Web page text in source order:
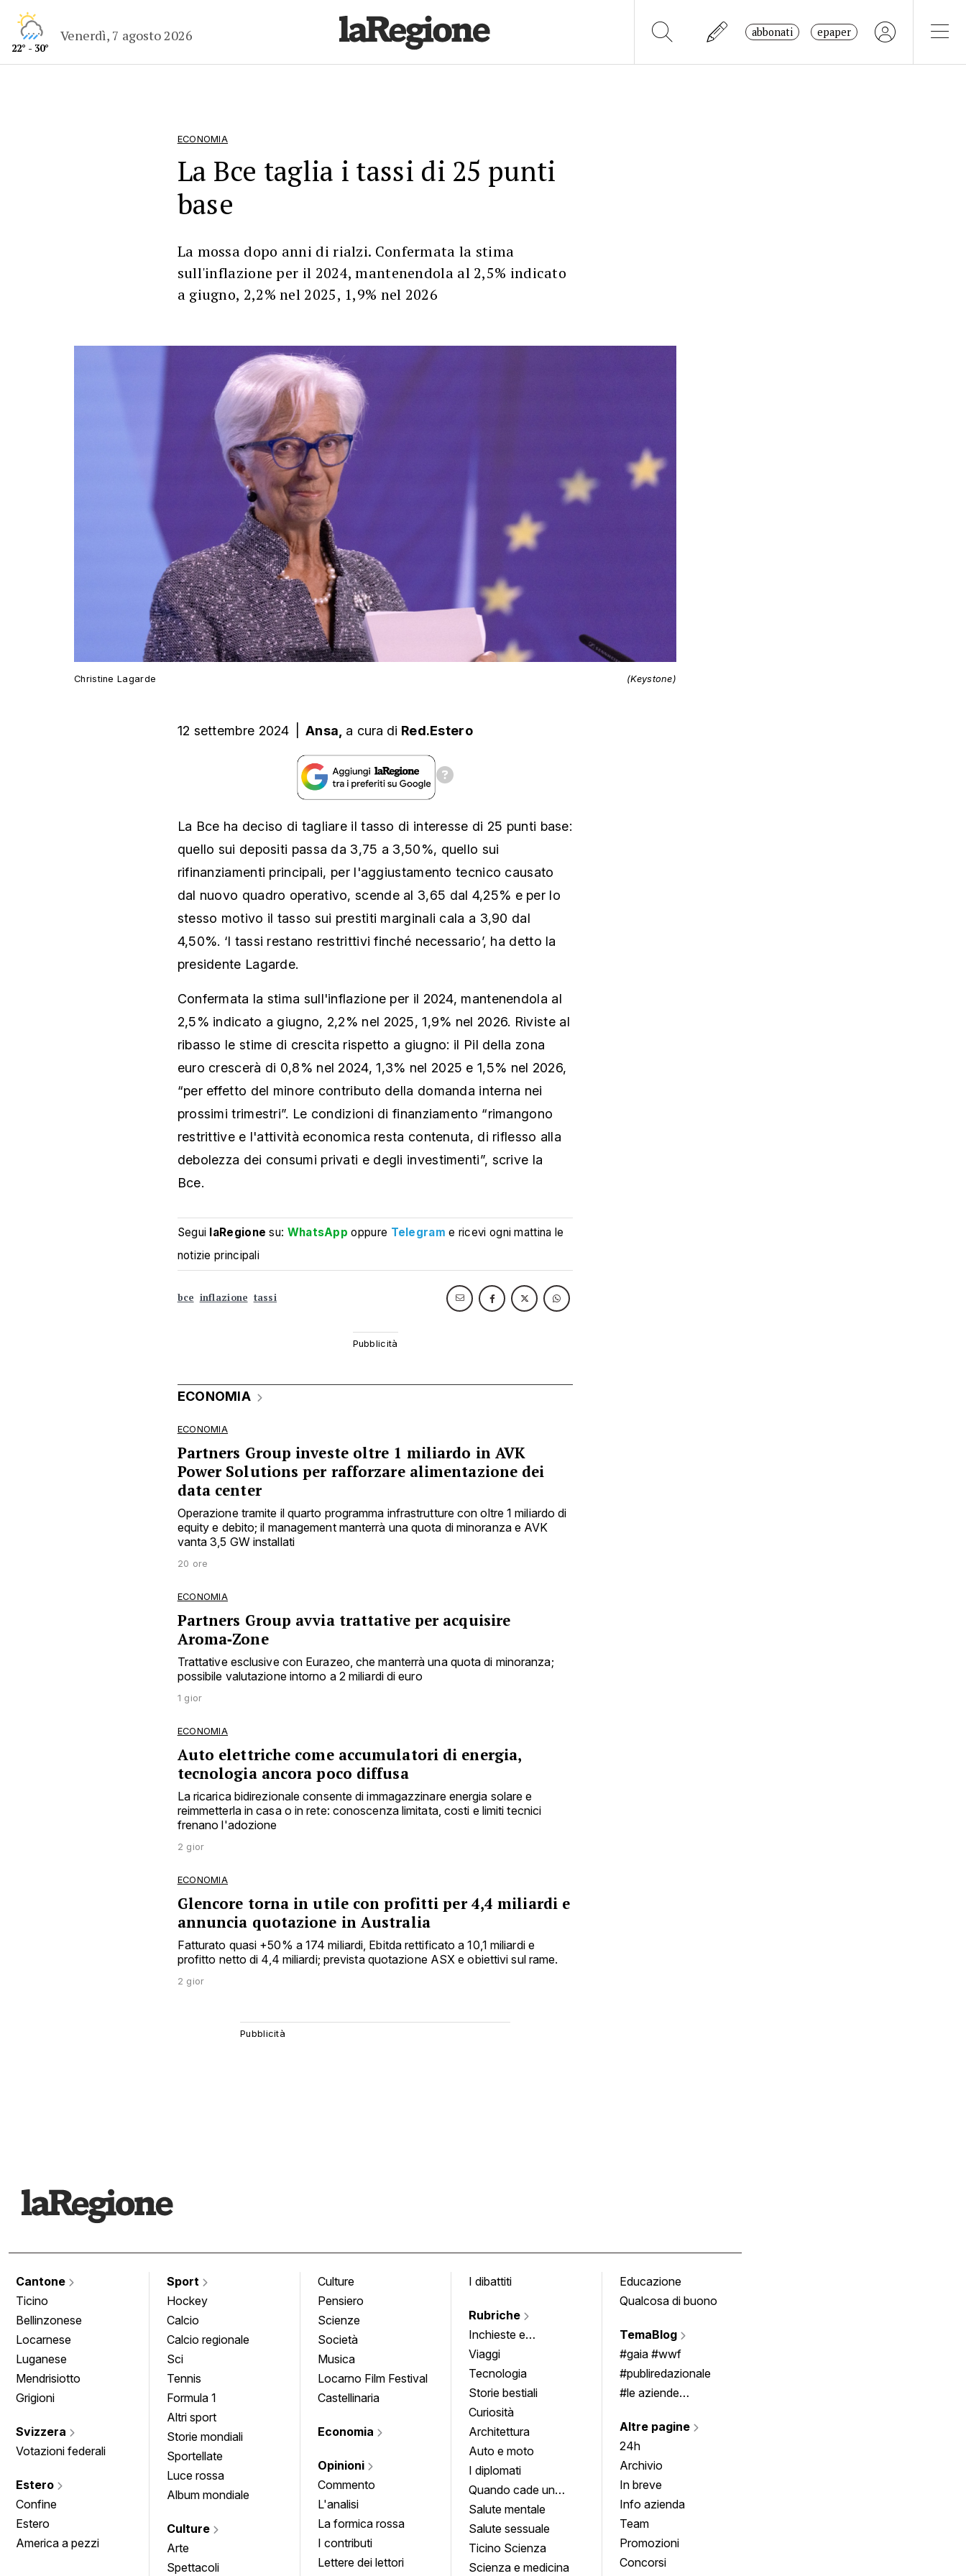
22° - 30°
Venerdì, 7 agosto 2026 abbonati epaper
ECONOMIA
La Bce taglia i tassi di 25 punti
base
La mossa dopo anni di rialzi. Confermata la stima
sull'inflazione per il 2024, mantenendola al 2,5% indicato
a giugno, 2,2% nel 2025, 1,9% nel 2026
Christine Lagarde (Keystone)
12 settembre 2024 Ansa, a cura di Red.Estero
La Bce ha deciso di tagliare il tasso di interesse di 25 punti base:
quello sui depositi passa da 3,75 a 3,50%, quello sui
rifinanziamenti principali, per l'aggiustamento tecnico causato
dal nuovo quadro operativo, scende al 3,65 dal 4,25% e per lo
stesso motivo il tasso sui prestiti marginali cala a 3,90 dal
4,50%. ‘I tassi restano restrittivi finché necessario’, ha detto la
presidente Lagarde.
Confermata la stima sull'inflazione per il 2024, mantenendola al
2,5% indicato a giugno, 2,2% nel 2025, 1,9% nel 2026. Riviste al
ribasso le stime di crescita rispetto a giugno: il Pil della zona
euro crescerà di 0,8% nel 2024, 1,3% nel 2025 e 1,5% nel 2026,
“per effetto del minore contributo della domanda interna nei
prossimi trimestri”. Le condizioni di finanziamento “rimangono
restrittive e l'attività economica resta contenuta, di riflesso alla
debolezza dei consumi privati e degli investimenti”, scrive la
Bce.
Segui laRegione su: WhatsApp oppure Telegram e ricevi ogni mattina le
notizie principali
bce inflazione tassi
ECONOMIA
ECONOMIA
Partners Group investe oltre 1 miliardo in AVK
Power Solutions per rafforzare alimentazione dei
data center
Operazione tramite il quarto programma infrastrutture con oltre 1 miliardo di
equity e debito; il management manterrà una quota di minoranza e AVK
vanta 3,5 GW installati
20 ore
ECONOMIA
Partners Group avvia trattative per acquisire
Aroma‑Zone
Trattative esclusive con Eurazeo, che manterrà una quota di minoranza;
possibile valutazione intorno a 2 miliardi di euro
1 gior
ECONOMIA
Auto elettriche come accumulatori di energia,
tecnologia ancora poco diffusa
La ricarica bidirezionale consente di immagazzinare energia solare e
reimmetterla in casa o in rete: conoscenza limitata, costi e limiti tecnici
frenano l'adozione
2 gior
ECONOMIA
Glencore torna in utile con profitti per 4,4 miliardi e
annuncia quotazione in Australia
Fatturato quasi +50% a 174 miliardi, Ebitda rettificato a 10,1 miliardi e
profitto netto di 4,4 miliardi; prevista quotazione ASX e obiettivi sul rame.
2 gior
Cantone
Ticino
Bellinzonese
Locarnese
Luganese
Mendrisiotto
Grigioni
Svizzera
Votazioni federali
Estero
Confine
Estero
America a pezzi
Sport
Hockey
Calcio
Calcio regionale
Sci
Tennis
Formula 1
Altri sport
Storie mondiali
Sportellate
Luce rossa
Album mondiale
Culture
Arte
Spettacoli
Culture
Pensiero
Scienze
Società
Musica
Locarno Film Festival
Castellinaria
Economia
Opinioni
Commento
L'analisi
La formica rossa
I contributi
Lettere dei lettori
I dibattiti
Rubriche
Inchieste e
approfondimenti
Viaggi
Tecnologia
Storie bestiali
Curiosità
Architettura
Auto e moto
I diplomati
Quando cade un
quadro
Salute mentale
Salute sessuale
Ticino Scienza
Scienza e medicina
Educazione
Qualcosa di buono
TemaBlog
#gaia #wwf
#publiredazionale
#le aziende
Altre pagine
24h
Archivio
In breve
Info azienda
Team
Promozioni
Concorsi